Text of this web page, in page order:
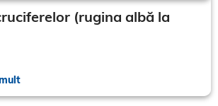
(rugina albă la